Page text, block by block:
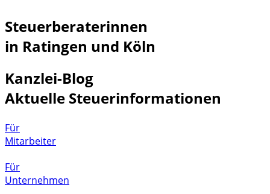
Steuerberaterinnen
in Ratingen und Köln
Kanzlei-Blog
Aktuelle Steuerinformationen
Für
Mitarbeiter
Für
Unternehmen